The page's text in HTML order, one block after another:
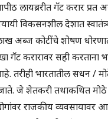
लायब्ररीत गॅट करार प्रत
विकसनशील देशात
अब्ज कोटींचे शोषण
गॅट करारावर सही करताना
तरीही भारतातील सधन /
जे शेतकरी तथाकथित
राजकीय व्यवसायावर